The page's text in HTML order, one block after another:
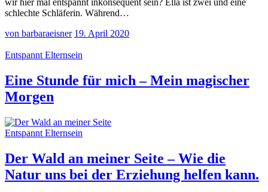
wir hier mal entspannt inkonsequent sein? Ella ist zwei und eine
schlechte Schläferin. Während…
von barbaraeisner 19. April 2020
Entspannt Elternsein
Eine Stunde für mich – Mein magischer
Morgen
Entspannt Elternsein
Der Wald an meiner Seite – Wie die
Natur uns bei der Erziehung helfen kann.